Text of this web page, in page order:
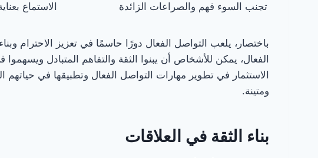
تجنب السوء فهم والصراعات الزائدة
الاستماع
باختصار، يلعب التواصل الفعال دورًا حاسمًا في تعزيز الاحترام
الفعال، يمكن للأشخاص أن يبنوا الثقة والتفاهم المتبادل
الاستثمار في تطوير مهارات التواصل الفعال وتطبيقها في
ومتينة.
بناء الثقة في العلاقات